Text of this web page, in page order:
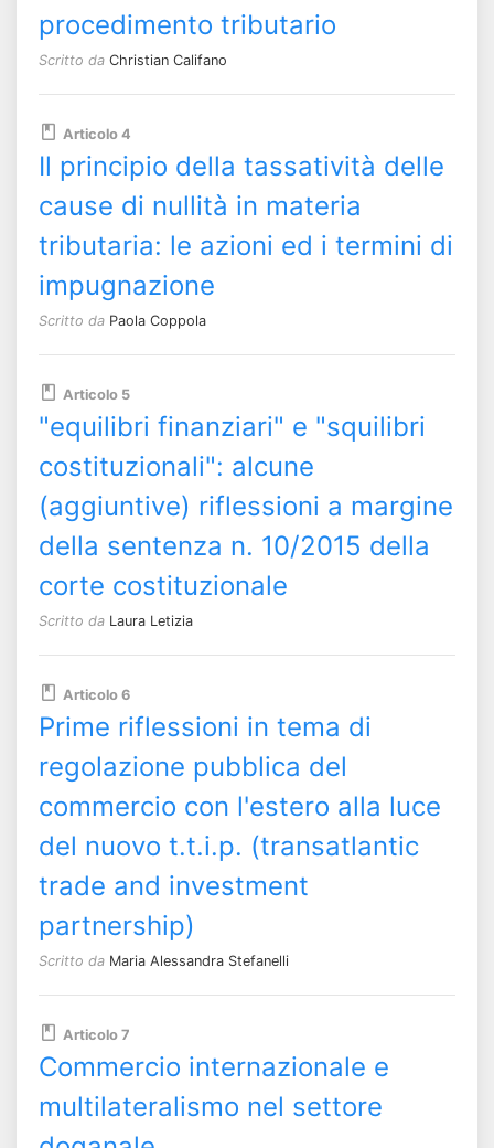
procedimento tributario
Scritto da Christian Califano
Articolo 4
Il principio della tassatività delle
cause di nullità in materia
tributaria: le azioni ed i termini di
impugnazione
Scritto da Paola Coppola
Articolo 5
"equilibri finanziari" e "squilibri
costituzionali": alcune
(aggiuntive) riflessioni a margine
della sentenza n. 10/2015 della
corte costituzionale
Scritto da Laura Letizia
Articolo 6
Prime riflessioni in tema di
regolazione pubblica del
commercio con l'estero alla luce
del nuovo t.t.i.p. (transatlantic
trade and investment
partnership)
Scritto da Maria Alessandra Stefanelli
Articolo 7
Commercio internazionale e
multilateralismo nel settore